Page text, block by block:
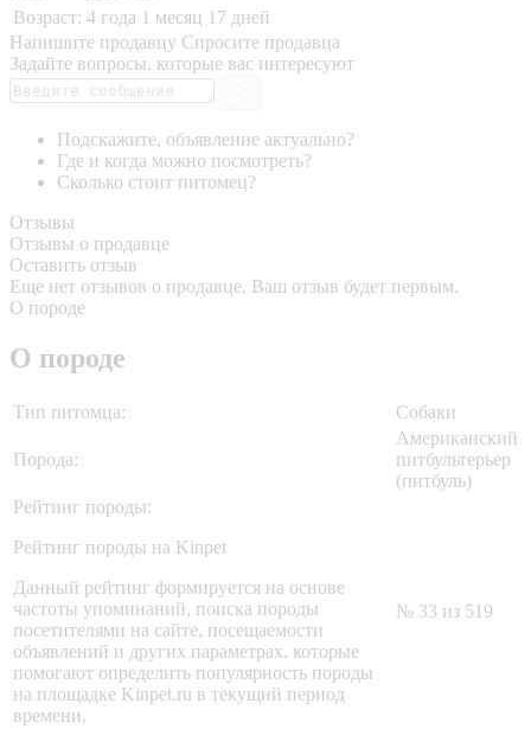
Возраст: 4 года 1 месяц 17 дней
Напишите продавцу Спросите продавца
Задайте вопросы, которые вас интересуют
Подскажите, объявление актуально?
Где и когда можно посмотреть?
Сколько стоит питомец?
Отзывы
Отзывы о продавце
Оставить отзыв
Еще нет отзывов о продавце. Ваш отзыв будет первым.
О породе
О породе
Тип питомца: Собаки
Порода:
Американский
питбультерьер
(питбуль)
Рейтинг породы:
Рейтинг породы на Kinpet
Данный рейтинг формируется на основе
частоты упоминаний, поиска породы
посетителями на сайте, посещаемости
объявлений и других параметрах, которые
помогают определить популярность породы
на площадке Kinpet.ru в текущий период
времени.
№ 33 из 519